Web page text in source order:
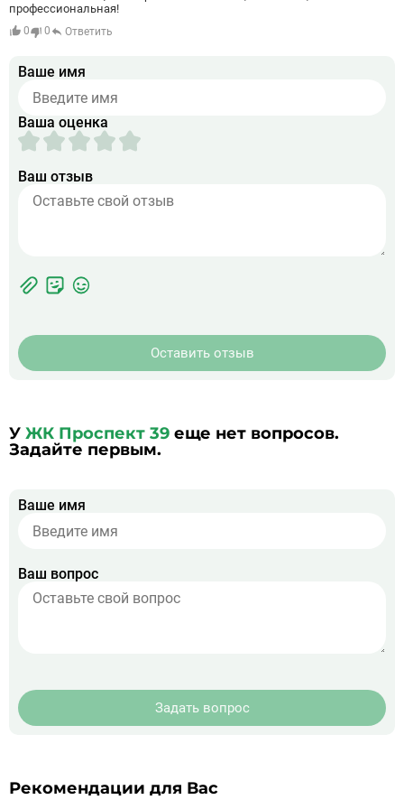
профессиональная!
0 0 Ответить
Ваше имя
Ваша оценка
Ваш отзыв
Фотографии
ЖК
Прикрепить
фото
Оставить отзыв
У ЖК Проспект 39 еще нет вопросов.
Задайте первым.
Ваше имя
Ваш вопрос
Задать вопрос
Рекомендации для Вас